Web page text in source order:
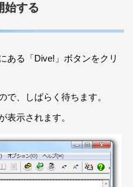
始する
ある「Dive!」ボタンをクリ
で、しばらく待ちます。
表示されます。